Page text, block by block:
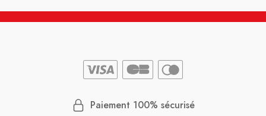
Paiement 100% sécurisé